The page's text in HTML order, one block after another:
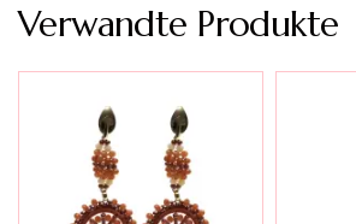
Verwandte Produkte